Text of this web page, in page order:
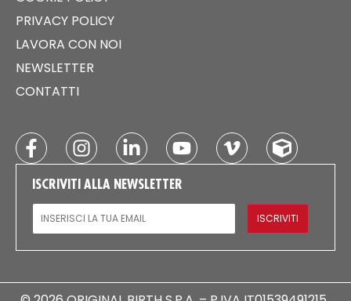
PRIVACY POLICY
LAVORA CON NOI
NEWSLETTER
CONTATTI
ISCRIVITI ALLA NEWSLETTER
EMAIL
ISCRIVITI